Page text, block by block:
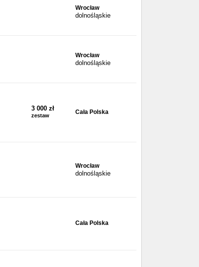
Wrocław
dolnośląskie
Wrocław
dolnośląskie
3 000 zł
zestaw
Cała Polska
Wrocław
dolnośląskie
Cała Polska